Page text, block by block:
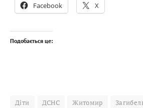
Facebook X
Подобається це:
Діти ДСНС Житомир